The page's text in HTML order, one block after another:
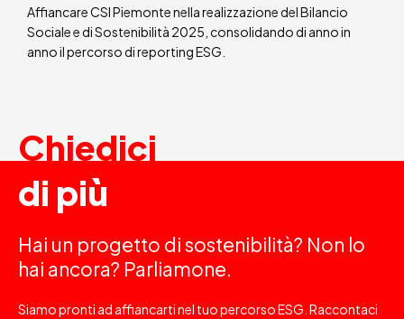
Affiancare CSI Piemonte nella realizzazione del Bilancio
Sociale e di Sostenibilità 2025, consolidando di anno in
anno il percorso di reporting ESG.
Chiedici
di più
Hai un progetto di sostenibilità? Non lo
hai ancora? Parliamone.
Siamo pronti ad affiancarti nel tuo percorso ESG. Raccontaci